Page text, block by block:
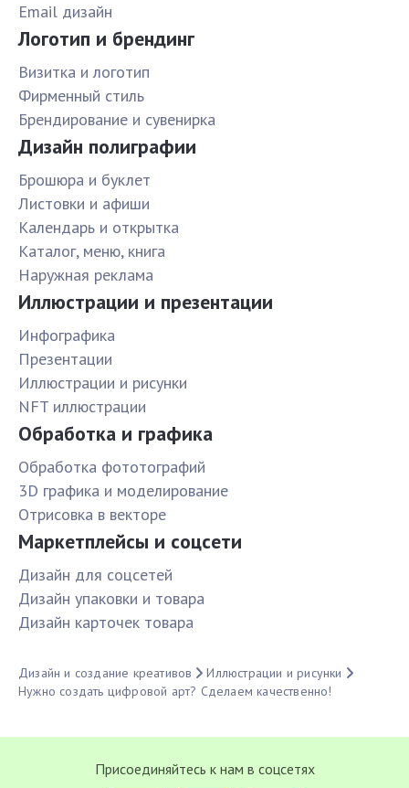
Email дизайн
Логотип и брендинг
Визитка и логотип
Фирменный стиль
Брендирование и сувенирка
Дизайн полиграфии
Брошюра и буклет
Листовки и афиши
Календарь и открытка
Каталог, меню, книга
Наружная реклама
Иллюстрации и презентации
Инфографика
Презентации
Иллюстрации и рисунки
NFT иллюстрации
Обработка и графика
Обработка фототографий
3D графика и моделирование
Отрисовка в векторе
Маркетплейсы и соцсети
Дизайн для соцсетей
Дизайн упаковки и товара
Дизайн карточек товара
Дизайн и создание креативов
Иллюстрации и рисунки
Нужно создать цифровой арт? Сделаем качественно!
Присоединяйтесь к нам в соцсетях